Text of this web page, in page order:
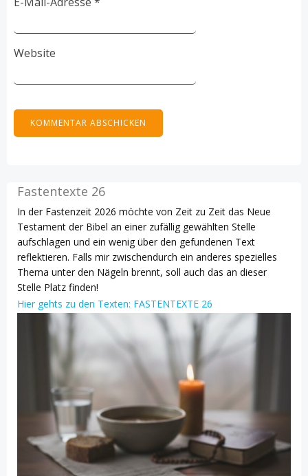
Website
Fastentexte 26
In der Fastenzeit 2026 möchte von Zeit zu Zeit das Neue
Testament der Bibel an einer zufällig gewählten Stelle
aufschlagen und ein wenig über den gefundenen Text
reflektieren. Falls mir zwischendurch ein anderes spezielles
Thema unter den Nägeln brennt, soll auch das an dieser
Stelle Platz finden!
Hier gehts zu den Texten: FASTENTEXTE 26